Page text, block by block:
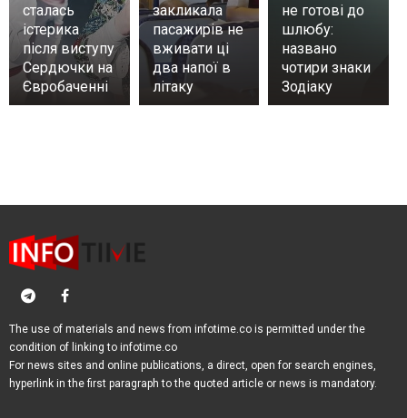
сталась
істерика
після виступу
Сердючки на
Євробаченні
закликала
пасажирів не
вживати ці
два напої в
літаку
не готові до
шлюбу:
названо
чотири знаки
Зодіаку
The use of materials and news from infotime.co is permitted under the
condition of linking to infotime.co
For news sites and online publications, a direct, open for search engines,
hyperlink in the first paragraph to the quoted article or news is mandatory.